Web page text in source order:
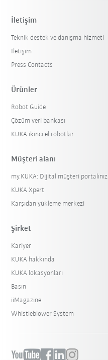
İletişim
Teknik destek ve danışma hizmeti
İletişim
Press Contacts
Ürünler
Robot Guide
Çözüm veri bankası
KUKA ikinci el robotlar
Müşteri alanı
my.KUKA: Dijital müşteri portalınız
KUKA Xpert
Karşıdan yükleme merkezi
Şirket
Kariyer
KUKA hakkında
KUKA lokasyonları
Basın
iiMagazine
Whistleblower System